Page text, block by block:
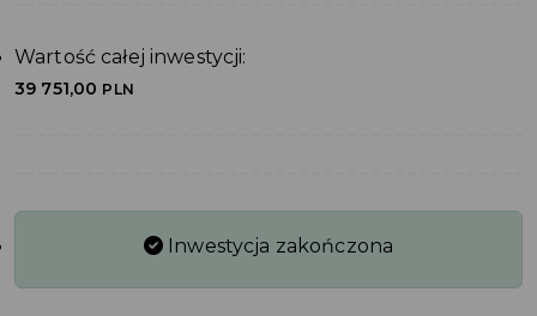
Wartość całej inwestycji:
39 751,00 PLN
Inwestycja zakończona